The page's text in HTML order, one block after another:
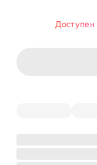
Доступен